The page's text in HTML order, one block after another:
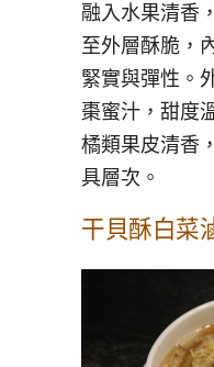
融入水果清香
至外層酥脆，
緊實與彈性。
棗蜜汁，甜度
橘類果皮清香
具層次。
干貝酥白菜